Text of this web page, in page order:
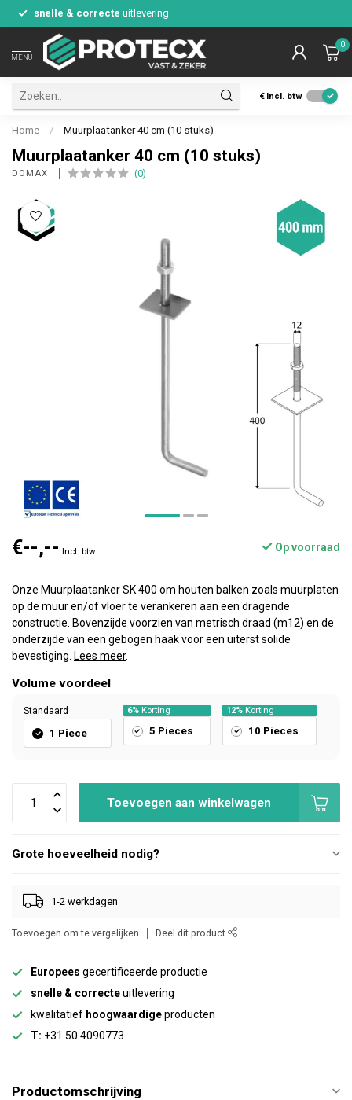
snelle & correcte uitlevering
MENU
0
€ Incl. btw
Home / Muurplaatanker 40 cm (10 stuks)
Muurplaatanker 40 cm (10 stuks)
DOMAX (0)
€--,-- Incl. btw Op voorraad
Onze Muurplaatanker SK 400 om houten balken zoals muurplaten
op de muur en/of vloer te verankeren aan een dragende
constructie. Bovenzijde voorzien van metrisch draad (m12) en de
onderzijde van een gebogen haak voor een uiterst solide
bevestiging. Lees meer.
Volume voordeel
Standaard
1 Piece
6%Korting
5 Pieces
12% Korting
10 Pieces
Toevoegen aan winkelwagen
Grote hoeveelheid nodig?
1-2 werkdagen
Toevoegen om te vergelijken Deel dit product
Europees gecertificeerde productie
snelle & correcteuitlevering
kwalitatief hoogwaardigeproducten
T: +31 50 4090773
Productomschrijving